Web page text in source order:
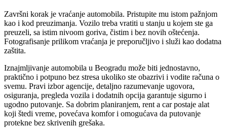
Završni korak je vraćanje automobila. Pristupite mu istom pažnjom
kao i kod preuzimanja. Vozilo treba vratiti u stanju u kojem ste ga
preuzeli, sa istim nivoom goriva, čistim i bez novih oštećenja.
Fotografisanje prilikom vraćanja je preporučljivo i služi kao dodatna
zaštita.
Iznajmljivanje automobila u Beogradu može biti jednostavno,
praktično i potpuno bez stresa ukoliko ste obazrivi i vodite računa o
svemu. Pravi izbor agencije, detaljno razumevanje ugovora,
osiguranja, pregleda vozila i dodatnih opcija garantuje sigurno i
ugodno putovanje. Sa dobrim planiranjem, rent a car postaje alat
koji štedi vreme, povećava komfor i omogućava da putovanje
protekne bez skrivenih grešaka.